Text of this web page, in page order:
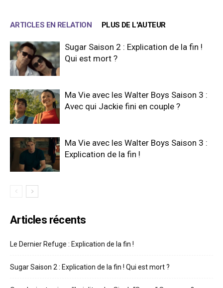
ARTICLES EN RELATION PLUS DE L'AUTEUR
Sugar Saison 2 : Explication de la fin !
Qui est mort ?
Ma Vie avec les Walter Boys Saison 3 :
Avec qui Jackie fini en couple ?
Ma Vie avec les Walter Boys Saison 3 :
Explication de la fin !
Articles récents
Le Dernier Refuge : Explication de la fin !
Sugar Saison 2 : Explication de la fin ! Qui est mort ?